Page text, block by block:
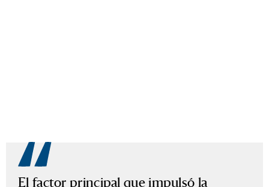
El factor principal que impulsó la